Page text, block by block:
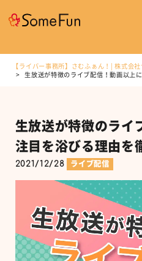
【ライバー事務所】さむふぁん！| 株式会
生放送が特徴のライブ配信！動画以上
生放送が特徴のライ
注目を浴びる理由を
2021/12/28 ライブ配信